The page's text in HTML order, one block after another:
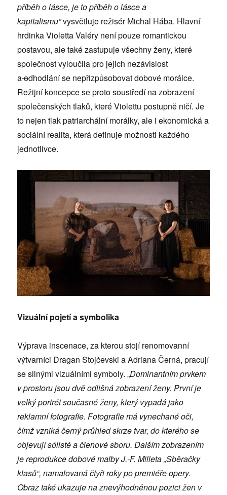
příběh o lásce, je to příběh o lásce a
kapitalismu”vysvětluje režisér Michal Hába. Hlavní
hrdinka Violetta Valéry není pouze romantickou
postavou, ale také zastupuje všechny ženy, které
společnost vyloučila pro jejich nezávislost
aodhodlání se nepřizpůsobovat dobové morálce.
Režijní koncepce se proto soustředí na zobrazení
společenských tlaků, které Violettu postupně ničí. Je
to nejen tlak patriarchální morálky, ale i ekonomická a
sociální realita, která definuje možnosti každého
jednotlivce.
Vizuální pojetía symbolika
Výprava inscenace, za kterou stojí renomovanní
výtvarníci Dragan Stojčevski a Adriana Černá, pracují
se silnými vizuálními symboly. „Dominantním prvkem
v prostoru jsou dvě odlišná zobrazení ženy. První je
velký portrét současné ženy, který vypadá jako
reklamní fotografie. Fotografie má vynechané oči,
čímž vzniká černý průhled skrze tvar, do kterého se
objevují sólisté a členové sboru. Dalším zobrazením
je reprodukce dobové malby J.-F. Milleta „Sběračky
klasů“, namalovaná čtyři roky po premiéře opery.
Obraz také ukazuje na znevýhodněnou pozici žen v